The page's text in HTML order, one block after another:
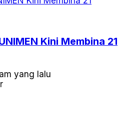
Kini Membina 21
yang lalu